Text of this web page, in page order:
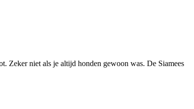
Zeker niet als je altijd honden gewoon was. De Siamees